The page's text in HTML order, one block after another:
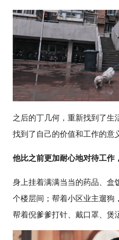
之后的丁几何，重新找到了生
找到了自己的价值和工作的意
他比之前更加耐心地对待工作
身上挂着满满当当的药品、盒
个楼层间；帮着小区业主遛狗
帮着倪爹爹打针、戴口罩、煲汤